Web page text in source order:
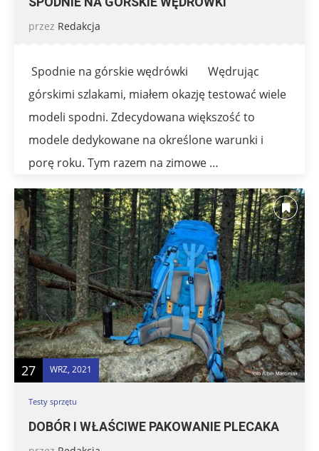
przez Redakcja
Spodnie na górskie wędrówki Wędrując
górskimi szlakami, miałem okazję testować wiele
modeli spodni. Zdecydowana większość to
modele dedykowane na określone warunki i
porę roku. Tym razem na zimowe …
27 WRZ, 2021
Testy sprzętu
DOBÓR I WŁAŚCIWE PAKOWANIE PLECAKA